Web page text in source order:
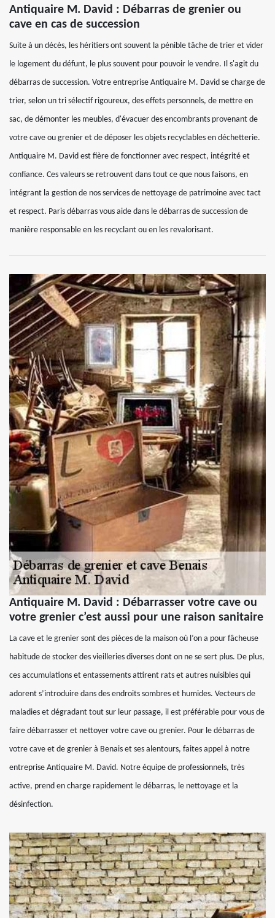
Antiquaire M. David : Débarras de grenier ou
cave en cas de succession
Suite à un décès, les héritiers ont souvent la pénible tâche de trier et vider
le logement du défunt, le plus souvent pour pouvoir le vendre. Il s'agit du
débarras de succession. Votre entreprise Antiquaire M. David se charge de
trier, selon un tri sélectif rigoureux, des effets personnels, de mettre en
sac, de démonter les meubles, d'évacuer des encombrants provenant de
votre cave ou grenier et de déposer les objets recyclables en déchetterie.
Antiquaire M. David est fière de fonctionner avec respect, intégrité et
confiance. Ces valeurs se retrouvent dans tout ce que nous faisons, en
intégrant la gestion de nos services de nettoyage de patrimoine avec tact
et respect. Paris débarras vous aide dans le débarras de succession de
manière responsable en les recyclant ou en les revalorisant.
Antiquaire M. David : Débarrasser votre cave ou
votre grenier c’est aussi pour une raison sanitaire
La cave et le grenier sont des pièces de la maison où l’on a pour fâcheuse
habitude de stocker des vieilleries diverses dont on ne se sert plus. De plus,
ces accumulations et entassements attirent rats et autres nuisibles qui
adorent s’introduire dans des endroits sombres et humides. Vecteurs de
maladies et dégradant tout sur leur passage, il est préférable pour vous de
faire débarrasser et nettoyer votre cave ou grenier. Pour le débarras de
votre cave et de grenier à Benais et ses alentours, faites appel à notre
entreprise Antiquaire M. David. Notre équipe de professionnels, très
active, prend en charge rapidement le débarras, le nettoyage et la
désinfection.